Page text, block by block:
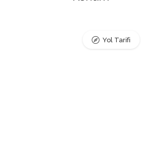
Yol Tarifi